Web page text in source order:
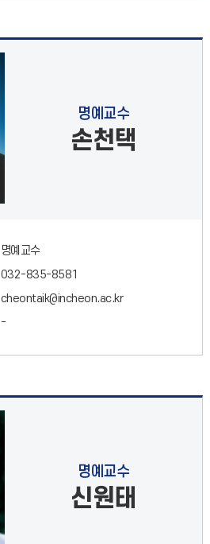
명예교수
손천택
명예교수
032-835-8581
cheontaik@incheon.ac.kr
-
명예교수
신원태